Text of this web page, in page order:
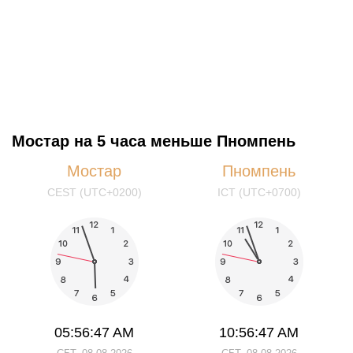
Мостар на 5 часа меньше Пномпень
Мостар
CEST (UTC+0200)
05:56:48 AM
Пномпень
ICT (UTC+0700)
10:56:48 AM